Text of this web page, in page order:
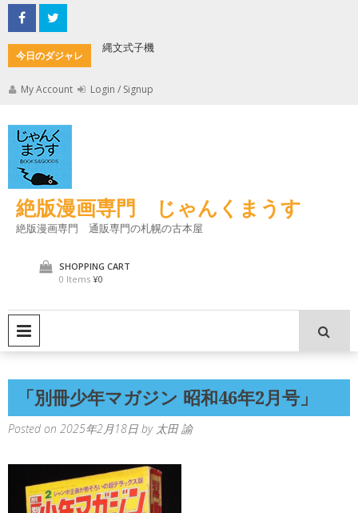
Skip
to
content
今日のダジャレ
縄文式子機
My Account Login / Signup
絶版漫画専門 じゃんくまうす
絶版漫画専門 通販専門の札幌の古本屋
SHOPPING CART
0 Items ¥0
「別冊少年マガジン 昭和46年2月号」
Posted on 2025年2月18日 by 太田 諭